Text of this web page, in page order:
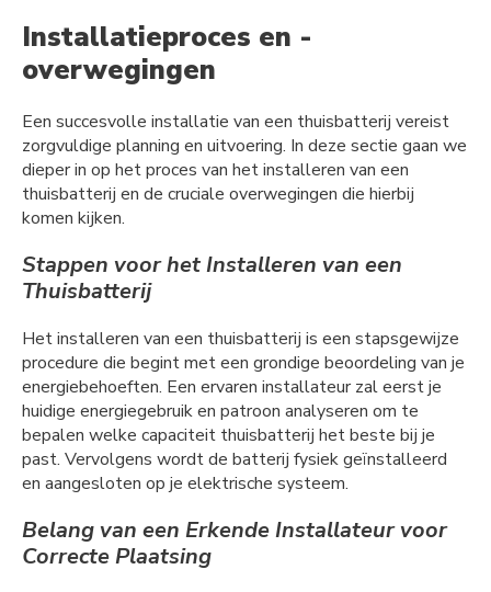
Installatieproces en -
overwegingen
Een succesvolle installatie van een thuisbatterij vereist
zorgvuldige planning en uitvoering. In deze sectie gaan we
dieper in op het proces van het installeren van een
thuisbatterij en de cruciale overwegingen die hierbij
komen kijken.
Stappen voor het Installeren van een
Thuisbatterij
Het installeren van een thuisbatterij is een stapsgewijze
procedure die begint met een grondige beoordeling van je
energiebehoeften. Een ervaren installateur zal eerst je
huidige energiegebruik en patroon analyseren om te
bepalen welke capaciteit thuisbatterij het beste bij je
past. Vervolgens wordt de batterij fysiek geïnstalleerd
en aangesloten op je elektrische systeem.
Belang van een Erkende Installateur voor
Correcte Plaatsing